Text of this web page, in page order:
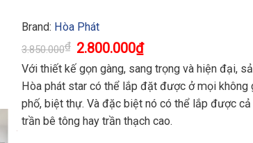
Brand: Hòa Phát
3.850.000₫ Giá
gốc
là:
3.850.000₫.
2.800.000₫Giá
hiện
tại
là:
2.800.000₫.
Với thiết kế gọn gàng, sang trọng và hiện đại,
Hòa phát star có thể lắp đặt được ở mọi không
phố, biệt thự. Và đặc biệt nó có thể lắp được
trần bê tông hay trần thạch cao.